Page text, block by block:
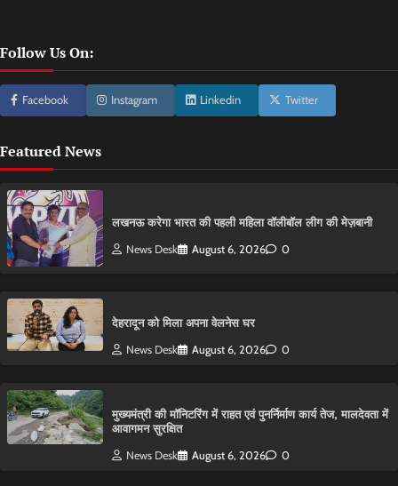
Follow Us On:
Facebook Instagram Linkedin Twitter
Featured News
लखनऊ करेगा भारत की पहली महिला वॉलीबॉल लीग की मेज़बानी
News Desk August 6, 2026 0
देहरादून को मिला अपना वेलनेस घर
News Desk August 6, 2026 0
मुख्यमंत्री की मॉनिटरिंग में राहत एवं पुनर्निर्माण कार्य तेज, मालदेवता में
आवागमन सुरक्षित
News Desk August 6, 2026 0